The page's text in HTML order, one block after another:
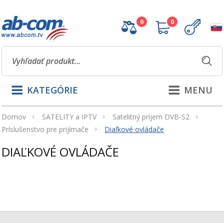
0 0
MENU
KATEGÓRIE
Domov SATELITY a IPTV
Satelitný príjem DVB-S2
Príslušenstvo pre prijímače
Diaľkové ovládače
DIAĽKOVÉ OVLÁDAČE